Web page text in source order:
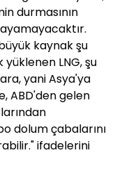
durmasının
kaynak şu
LNG, şu
yani Asya'ya
ABD'den gelen
dolum çabalarını
ifadelerini